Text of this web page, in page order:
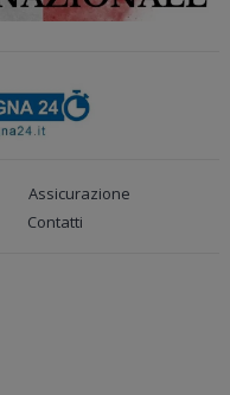
Assicurazione
Contatti